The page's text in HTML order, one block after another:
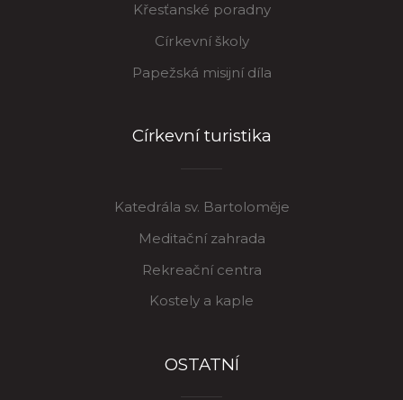
Křesťanské poradny
Církevní školy
Papežská misijní díla
Církevní turistika
Katedrála sv. Bartoloměje
Meditační zahrada
Rekreační centra
Kostely a kaple
OSTATNÍ